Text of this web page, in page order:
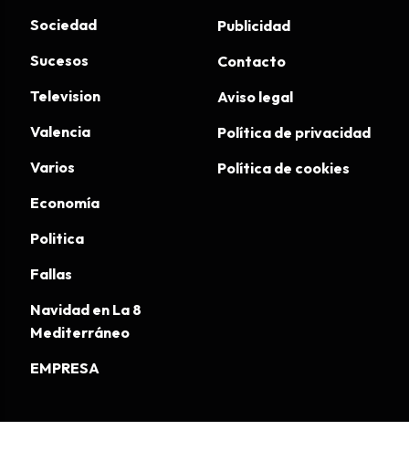
Sociedad
Sucesos
Television
Valencia
Varios
Economía
Politica
Fallas
Navidad en La 8
Mediterráneo
EMPRESA
Publicidad
Contacto
Aviso legal
Política de privacidad
Política de cookies